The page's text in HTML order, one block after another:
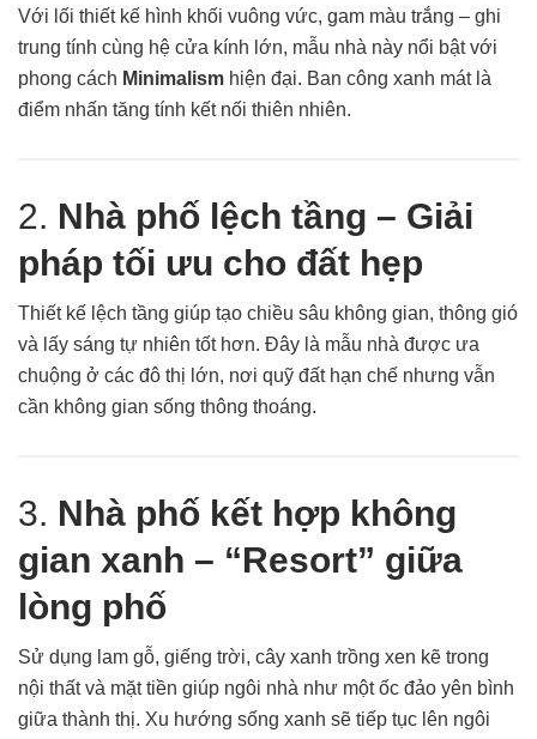
Với lối thiết kế hình khối vuông vức, gam màu trắng – ghi
trung tính cùng hệ cửa kính lớn, mẫu nhà này nổi bật với
phong cách Minimalism hiện đại. Ban công xanh mát là
điểm nhấn tăng tính kết nối thiên nhiên.
2. Nhà phố lệch tầng – Giải
pháp tối ưu cho đất hẹp
Thiết kế lệch tầng giúp tạo chiều sâu không gian, thông gió
và lấy sáng tự nhiên tốt hơn. Đây là mẫu nhà được ưa
chuộng ở các đô thị lớn, nơi quỹ đất hạn chế nhưng vẫn
cần không gian sống thông thoáng.
3. Nhà phố kết hợp không
gian xanh – “Resort” giữa
lòng phố
Sử dụng lam gỗ, giếng trời, cây xanh trồng xen kẽ trong
nội thất và mặt tiền giúp ngôi nhà như một ốc đảo yên bình
giữa thành thị. Xu hướng sống xanh sẽ tiếp tục lên ngôi